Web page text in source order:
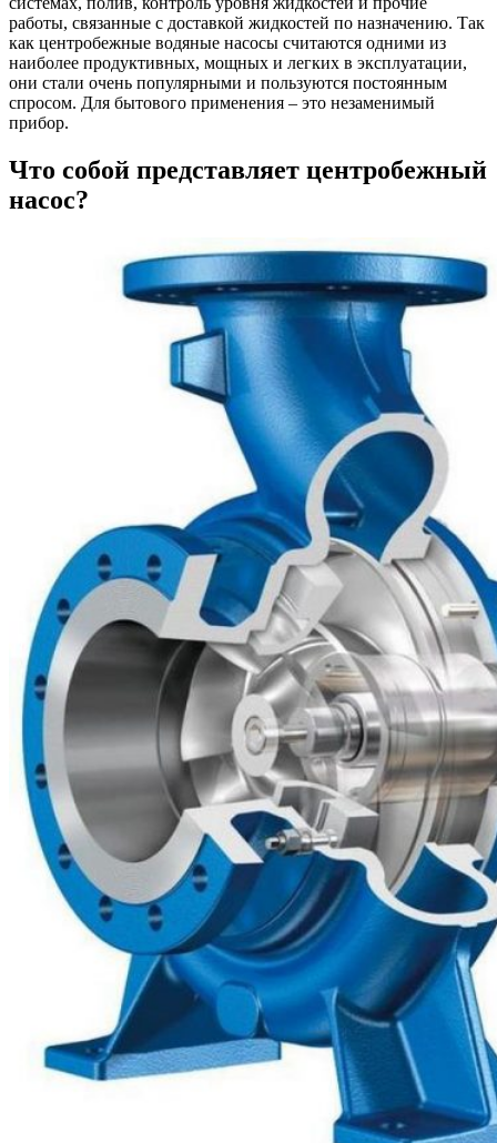
работы, связанные с доставкой жидкостей по назначению. Так
как центробежные водяные насосы считаются одними из
наиболее продуктивных, мощных и легких в эксплуатации,
они стали очень популярными и пользуются постоянным
спросом. Для бытового применения – это незаменимый
прибор.
Что собой представляет центробежный
насос?